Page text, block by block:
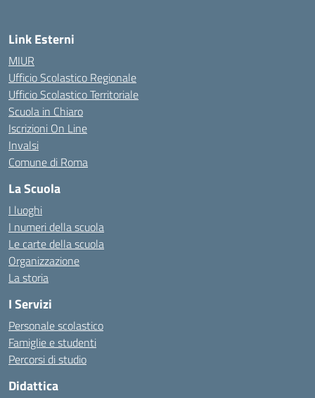
Link Esterni
MIUR
Ufficio Scolastico Regionale
Ufficio Scolastico Territoriale
Scuola in Chiaro
Iscrizioni On Line
Invalsi
Comune di Roma
La Scuola
I luoghi
I numeri della scuola
Le carte della scuola
Organizzazione
La storia
I Servizi
Personale scolastico
Famiglie e studenti
Percorsi di studio
Didattica